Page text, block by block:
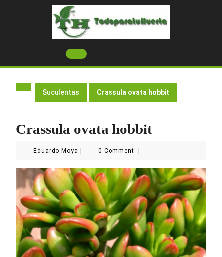
Open
Button
Suculentas Crassula ovata hobbit
Crassula ovata hobbit
Eduardo Moya Eduardo0 Comment